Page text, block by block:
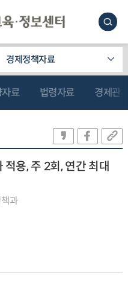
경제정책자료
료 법령자료 경제관
용, 주 2회, 연간 최대
과